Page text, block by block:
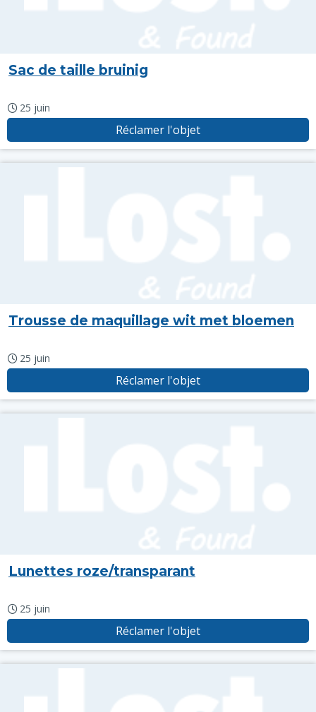
Sac de taille bruinig
25 juin
Réclamer l'objet
Trousse de maquillage wit met bloemen
25 juin
Réclamer l'objet
Lunettes roze/transparant
25 juin
Réclamer l'objet